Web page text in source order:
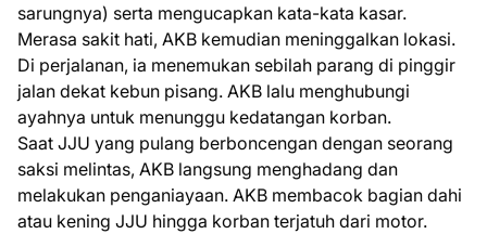
sarungnya) serta mengucapkan kata-kata kasar.
Merasa sakit hati, AKB kemudian meninggalkan lokasi.
Di perjalanan, ia menemukan sebilah parang di pinggir
jalan dekat kebun pisang. AKB lalu menghubungi
ayahnya untuk menunggu kedatangan korban.
Saat JJU yang pulang berboncengan dengan seorang
saksi melintas, AKB langsung menghadang dan
melakukan penganiayaan. AKB membacok bagian dahi
atau kening JJU hingga korban terjatuh dari motor.